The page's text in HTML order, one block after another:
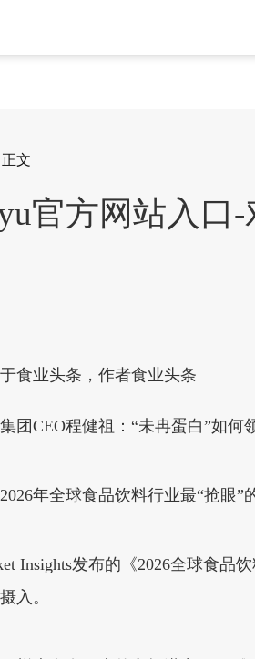
文
官方网站入口
食业头条，作者食业头条
团CEO程健祖：“未冉蛋白”如何
年全球食品饮料行业最“抢眼”
Insights发布的《2026全球食品
入。